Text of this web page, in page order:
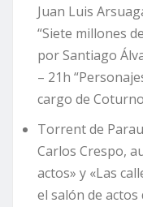
Juan Luis
“Siete millones
por Santiago
– 21h
cargo de
Torrent de
Carlos Crespo,
actos» y «Las
el salón de actos